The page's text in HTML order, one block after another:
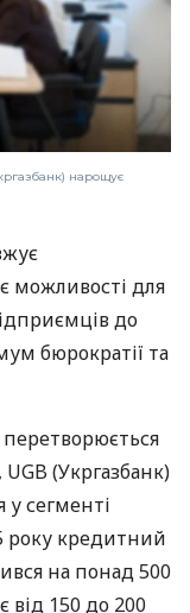
нарощує
можливості для
до
бюрократії та
(Укргазбанк)
у сегменті
року кредитний
на понад 500
150 до 200